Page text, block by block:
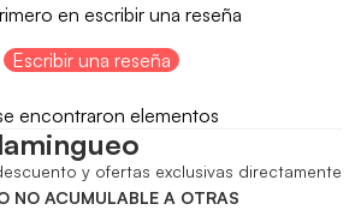
en escribir una reseña
Escribir una reseña
encontraron elementos
y ofertas exclusivas directamente
NO ACUMULABLE A OTRAS